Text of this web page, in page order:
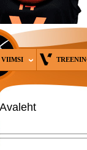
VIIMSI
Avaleht